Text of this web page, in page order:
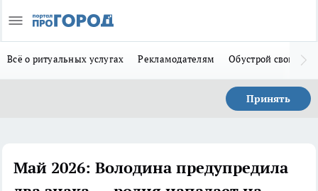
Всё о ритуальных услугах Рекламодателям Обустрой свой дом
Принять
Май 2026: Володина предупредила